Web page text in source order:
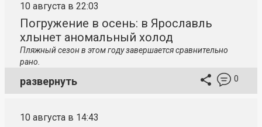
10 августа в 22:03
Погружение в осень: в Ярославль
хлынет аномальный холод
Пляжный сезон в этом году завершается сравнительно
рано.
развернуть 0
10 августа в 14:43